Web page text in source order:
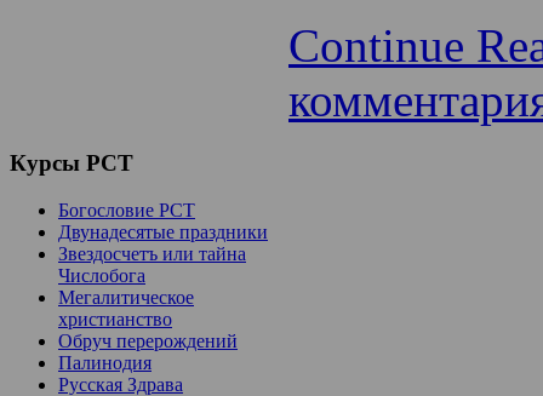
Continue
Курсы РСТ
Богословие РСТ
Двунадесятые праздники
Звездосчетъ или тайна
Числобога
Мегалитическое
христианство
Обруч перерождений
Палинодия
Русская Здрава